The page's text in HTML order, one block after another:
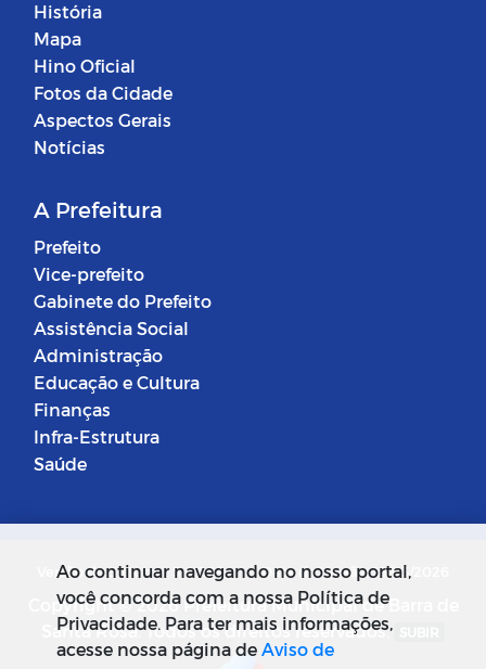
História
Mapa
Hino Oficial
Fotos da Cidade
Aspectos Gerais
Notícias
A Prefeitura
Prefeito
Vice-prefeito
Gabinete do Prefeito
Assistência Social
Administração
Educação e Cultura
Finanças
Infra-Estrutura
Saúde
Versão do Sistema: 5.0.268 Data da Versão: 18/03/2026
Copyright © 2026 Prefeitura Municipal de Barra de
Santa Rosa. Todos os direitos reservados.
Ao continuar navegando no nosso portal,
você concorda com a nossa Política de
Privacidade. Para ter mais informações,
acesse nossa página deAviso de